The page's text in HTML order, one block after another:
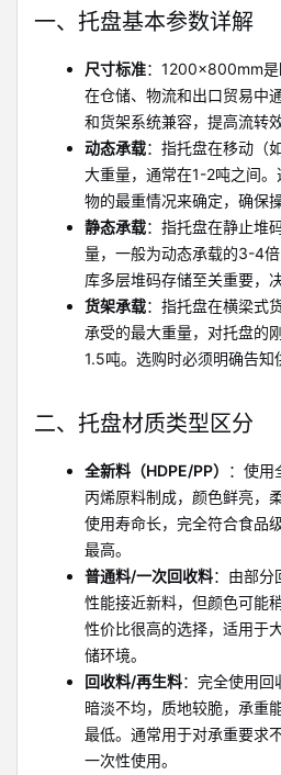
一、托盘基本参数详解
尺寸标准：1200×800mm是
在仓储、物流和出口贸易中
和货架系统兼容，提高流转效
动态承载：指托盘在移动（
大重量，通常在1-2吨之间
物的最重情况来确定，确保
静态承载：指托盘在静止堆
量，一般为动态承载的3-4
库多层堆码存储至关重要，
货架承载：指托盘在横梁式
承受的最大重量，对托盘的
1.5吨。选购时必须明确告知
二、托盘材质类型区分
全新料（HDPE/PP）
：使用
丙烯原料制成，颜色鲜亮，
使用寿命长，完全符合食品
最高。
普通料/一次回收料：由部分
性能接近新料，但颜色可能
性价比很高的选择，适用于
储环境。
回收料/再生料：完全使用回
暗淡不均，质地较脆，承重
最低。通常用于对承重要求
一次性使用。